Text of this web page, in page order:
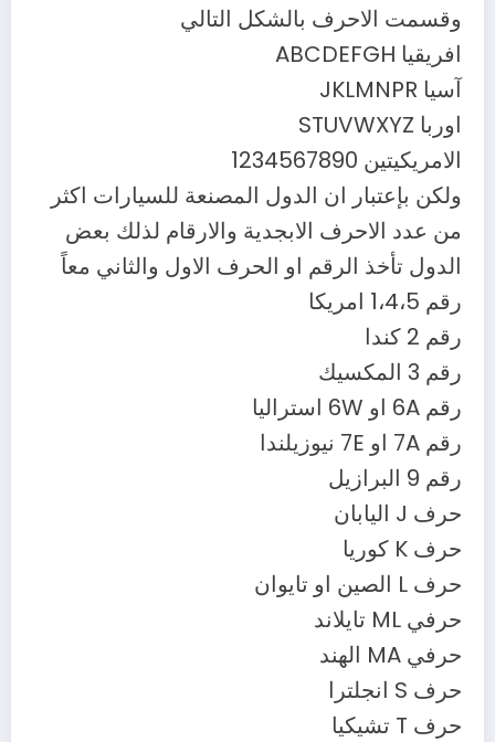
وقسمت الاحرف بالشكل التالي
افريقيا ABCDEFGH
آسيا JKLMNPR
اوربا STUVWXYZ
الامريكيتين 1234567890
ولكن بإعتبار ان الدول المصنعة للسيارات اكثر
من عدد الاحرف الابجدية والارقام لذلك بعض
الدول تأخذ الرقم او الحرف الاول والثاني معاً
رقم 1،4،5 امريكا
رقم 2 كندا
رقم 3 المكسيك
رقم 6A او 6W استراليا
رقم 7A او 7E نيوزيلندا
رقم 9 البرازيل
حرف J اليابان
حرف K كوريا
حرف L الصين او تايوان
حرفي ML تايلاند
حرفي MA الهند
حرف S انجلترا
حرف T تشيكيا